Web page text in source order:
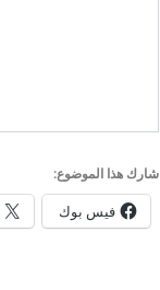
شارك هذا الموضوع:
فيس بوك